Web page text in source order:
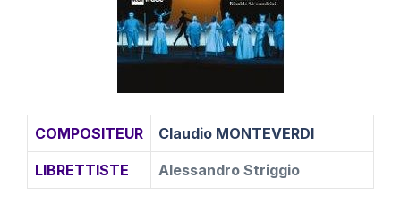
COMPOSITEUR Claudio MONTEVERDI
LIBRETTISTE Alessandro Striggio